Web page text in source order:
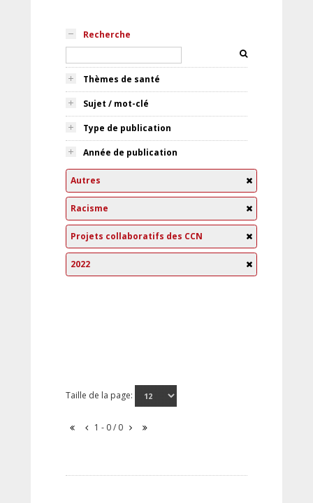
Recherche
Thèmes de santé
Sujet / mot-clé
Type de publication
Année de publication
Autres
Racisme
Projets collaboratifs des CCN
2022
Taille de la page:
1 - 0 / 0